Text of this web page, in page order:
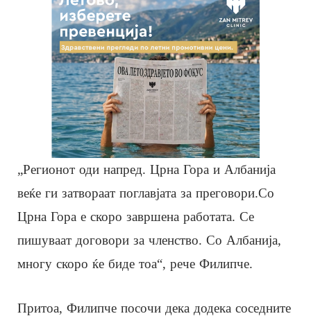
„Регионот оди напред. Црна Гора и Албанија
веќе ги затвораат поглавјата за преговори.Со
Црна Гора е скоро завршена работата. Се
пишуваат договори за членство. Со Албанија,
многу скоро ќе биде тоа“, рече Филипче.
Притоа, Филипче посочи дека додека соседните